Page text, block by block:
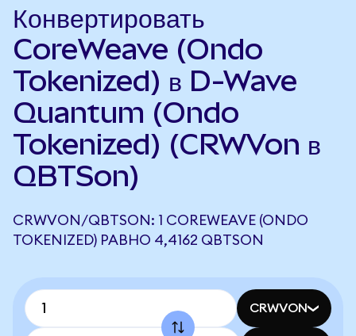
Конвертировать
CoreWeave (Ondo
Tokenized) в D-Wave
Quantum (Ondo
Tokenized) (CRWVon в
QBTSon)
CRWVON/QBTSON: 1 COREWEAVE (ONDO
TOKENIZED) РАВНО 4,4162 QBTSON
CRWVON